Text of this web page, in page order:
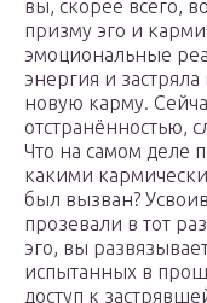
вы, скорее всего,
призму эго и
эмоциональные
энергия и
новую карму.
отстранённостью,
Что на самом деле
какими
был вызван?
прозевали в тот
эго, вы
испытанных в
доступ к